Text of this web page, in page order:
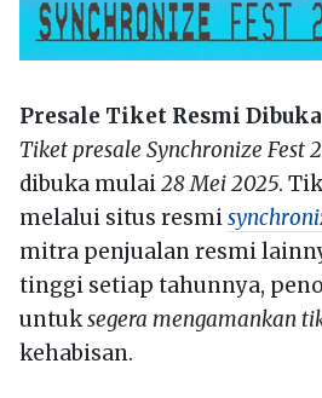
Presale Tiket Resmi Dibuka
Tiket presale Synchronize Fest
dibuka mulai28 Mei 2025.
melalui situs resmi
mitra penjualan resmi
tinggi setiap tahunnya,
untuksegera mengamankan
kehabisan.